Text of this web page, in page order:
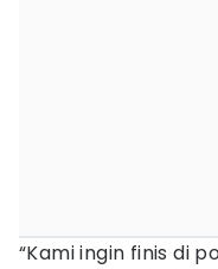
“Kami ingin finis di